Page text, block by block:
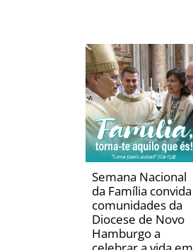
Semana Nacional
da Família convida
comunidades da
Diocese de Novo
Hamburgo a